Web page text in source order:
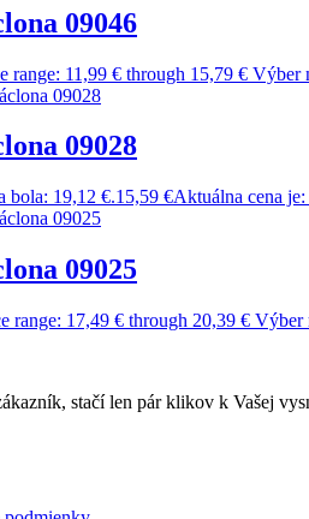
09046
range: 11,99 € through 15,79 € Výber
09028
bola: 19,12 €.15,59 €Aktuálna cena
09025
range: 17,49 € through 20,39 € Výber
stačí len pár klikov k Vašej